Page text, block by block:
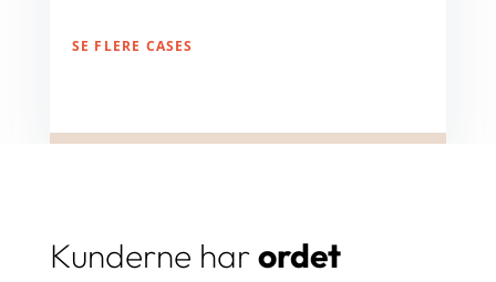
SE FLERE CASES
Kunderne harordet